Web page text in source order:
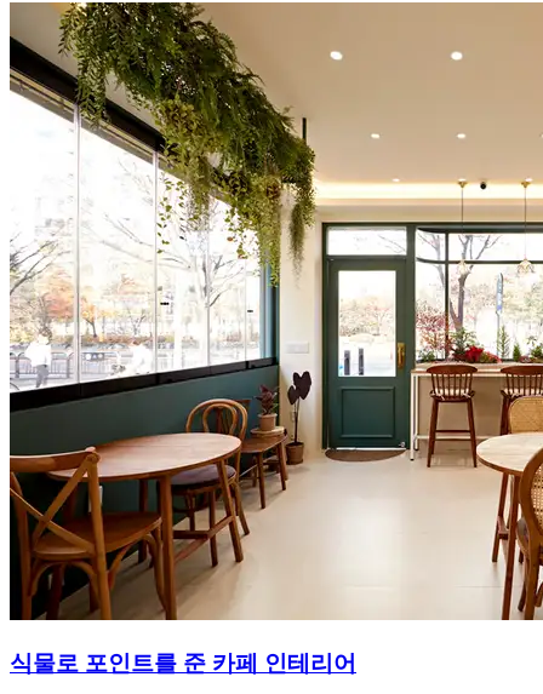
식물로 포인트를 준 카페 인테리어